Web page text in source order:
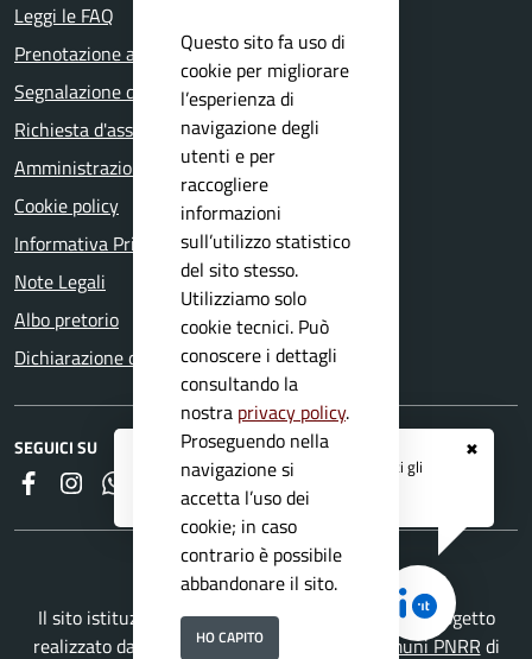
✖
Registrati ai serviziAPP IO
e ricevi tutti gli
aggiornamenti dall'Ente
Leggi le FAQ
Prenotazione appuntamento
Segnalazione disservizio
Richiesta d'assistenza
Amministrazione trasparente
Cookie policy
Informativa Privacy
Note Legali
Albo pretorio
Dichiarazione di accessibilità
SEGUICI SU
FaceboookInstagramWhatsapp
RSS
Il sito istituzionale del Comune di Mazzano è un progetto
realizzato da
Secoval srlcon la Soluzione Comuni PNRR di
Questo sito fa uso di
cookie per migliorare
l’esperienza di
navigazione degli
utenti e per
raccogliere
informazioni
sull’utilizzo statistico
del sito stesso.
Utilizziamo solo
cookie tecnici. Può
conoscere i dettagli
consultando la
nostra privacy policy.
Proseguendo nella
navigazione si
accetta l’uso dei
cookie; in caso
contrario è possibile
abbandonare il sito.
HO CAPITO